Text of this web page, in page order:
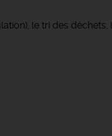
le tri des